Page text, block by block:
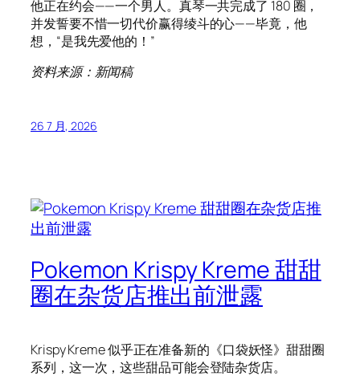
他正在约会——一个男人。真琴一共完成了 180 圈，
并发誓要不惜一切代价赢得绫斗的心——毕竟，他
想，“是我先爱他的！”
资料来源：新闻稿
26 7 月, 2026
Pokemon Krispy Kreme 甜甜
圈在杂货店推出前泄露
Krispy Kreme 似乎正在准备新的《口袋妖怪》甜甜圈
系列，这一次，这些甜品可能会登陆杂货店。